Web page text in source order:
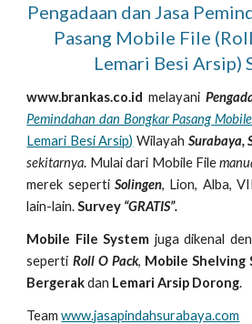
Pengadaan dan Jasa
Pasang Mobile File
Lemari Besi Arsip)
www.brankas.co.id melayani
Pemindahan dan Bongkar Pasang
Lemari Besi Arsip) Wilayah Surabaya,
sekitarnya. Mulai dari Mobile File
merek sepertiSolingen, Lion, Alba,
lain-lain.Survey “GRATIS”.
Mobile File System juga dikenal
seperti Roll O Pack, Mobile Shelving
Bergerakdan Lemari Arsip Dorong.
Teamwww.jasapindahsurabaya.com